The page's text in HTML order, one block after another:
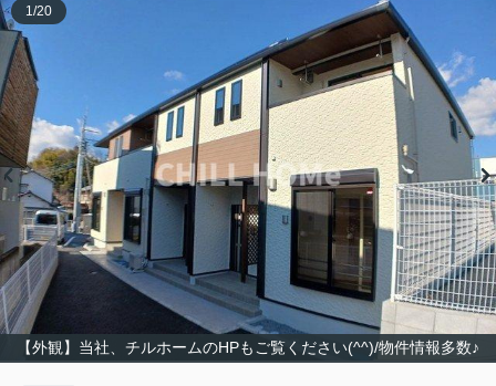
【外観】当社、チルホームのHPもご覧ください(^^)/物件情報多数♪
1/20